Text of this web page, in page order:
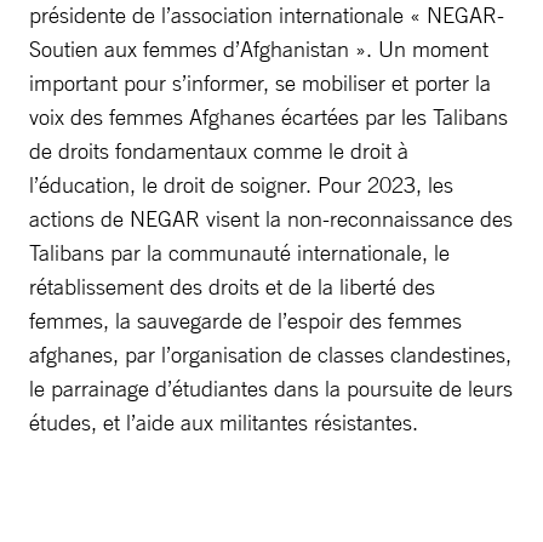
présidente de l’association internationale « NEGAR-
Soutien aux femmes d’Afghanistan ». Un moment
important pour s’informer, se mobiliser et porter la
voix des femmes Afghanes écartées par les Talibans
de droits fondamentaux comme le droit à
l’éducation, le droit de soigner. Pour 2023, les
actions de NEGAR visent la non-reconnaissance des
Talibans par la communauté internationale, le
rétablissement des droits et de la liberté des
femmes, la sauvegarde de l’espoir des femmes
afghanes, par l’organisation de classes clandestines,
le parrainage d’étudiantes dans la poursuite de leurs
études, et l’aide aux militantes résistantes.